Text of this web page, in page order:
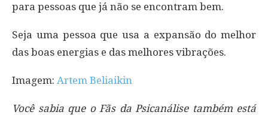
para pessoas que já não se encontram bem.
Seja uma pessoa que usa a expansão do melhor
das boas energias e das melhores vibrações.
Imagem: Artem Beliaikin
Você sabia que o Fãs da Psicanálise também está